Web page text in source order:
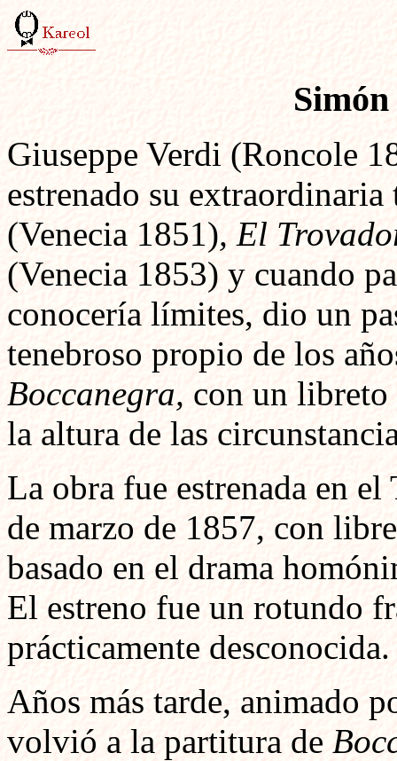
Giuseppe Verdi (Roncole
estrenado su
(Venecia 1851), El
(Venecia 1853) y cuando
conocería límites, dio un
tenebroso propio de los
Boccanegra, con un libreto
la altura de las
La obra fue estrenada en
de marzo de 1857, con
basado en el drama
El estreno fue un rotundo
prácticamente desconocida.
Años más tarde, animado
volvió a la partitura de